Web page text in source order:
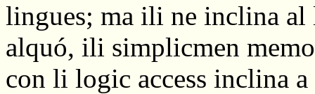
lingues; ma ili ne inclina
alquó, ili simplicmen
con li logic access inclina